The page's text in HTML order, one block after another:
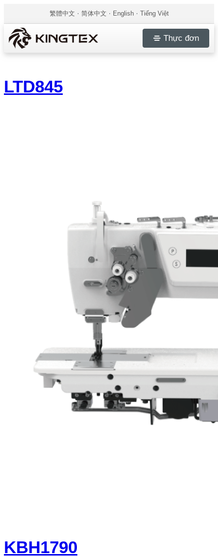
繁體中文 简体中文 English Tiếng Việt
Thực đơn
LTD845
KBH1790